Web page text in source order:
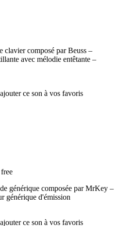
clavier composé par Beuss –
avec mélodie entêtante –
free
générique composée par MrKey –
générique d'émission